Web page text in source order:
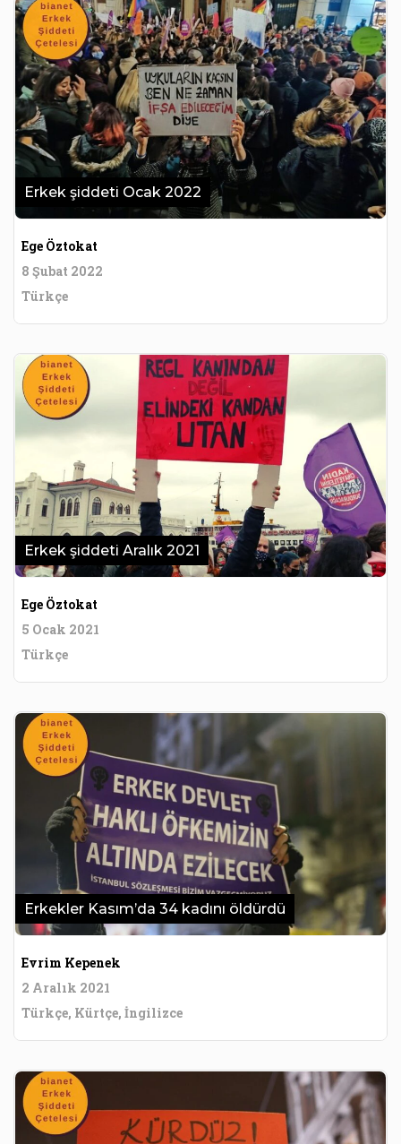
Erkek şiddeti Ocak 2022
Ege Öztokat
8 Şubat 2022
Türkçe
Erkek şiddeti Aralık 2021
Ege Öztokat
5 Ocak 2021
Türkçe
Erkekler Kasım’da 34 kadını öldürdü
Evrim Kepenek
2 Aralık 2021
Türkçe, Kürtçe, İngilizce